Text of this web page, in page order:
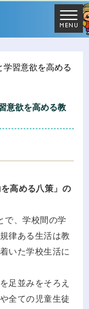
習意欲を高める
意欲を高める教
高める八策」の
で、学校間の学
律ある生活は教
いた学校生活に
足並みをそろえ
全ての児童生徒